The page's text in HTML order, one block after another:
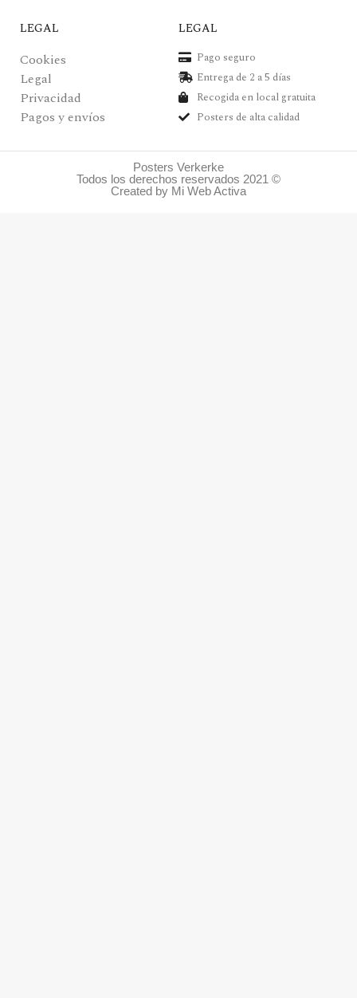
LEGAL
Cookies
Legal
Privacidad
Pagos y envíos
LEGAL
Pago seguro
Entrega de 2 a 5 días
Recogida en local gratuita
Posters de alta calidad
Posters Verkerke
Todos los derechos reservados 2021 ©
Created by Mi Web Activa